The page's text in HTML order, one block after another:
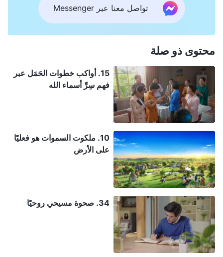
تواصل معنا عبر Messenger
محتوى ذو صلة
15. أواكب خطوات الحَمَل عبر
فهم سِرِّ أسماء الله
10. ملكوت السموات هو فعليًا
على الأرض
34. صحوة مسيحي روحيًا